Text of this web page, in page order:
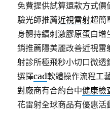
免費提供試算還款方式
驗光師推薦近視雷射超簡
身體持續刺激膠原蛋白增
銷推薦隱美麗改善近視
射診所極飛秒小切口微
選擇cad軟體操作流程工
對廠商有合約台中健康檢
花雷射全球商品有優惠活